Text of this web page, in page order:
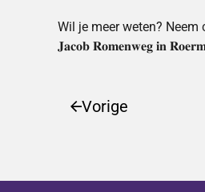
Wil je meer weten?
𝐉𝐚𝐜𝐨𝐛 𝐑𝐨𝐦𝐞𝐧𝐰𝐞𝐠 𝐢𝐧
Vorige